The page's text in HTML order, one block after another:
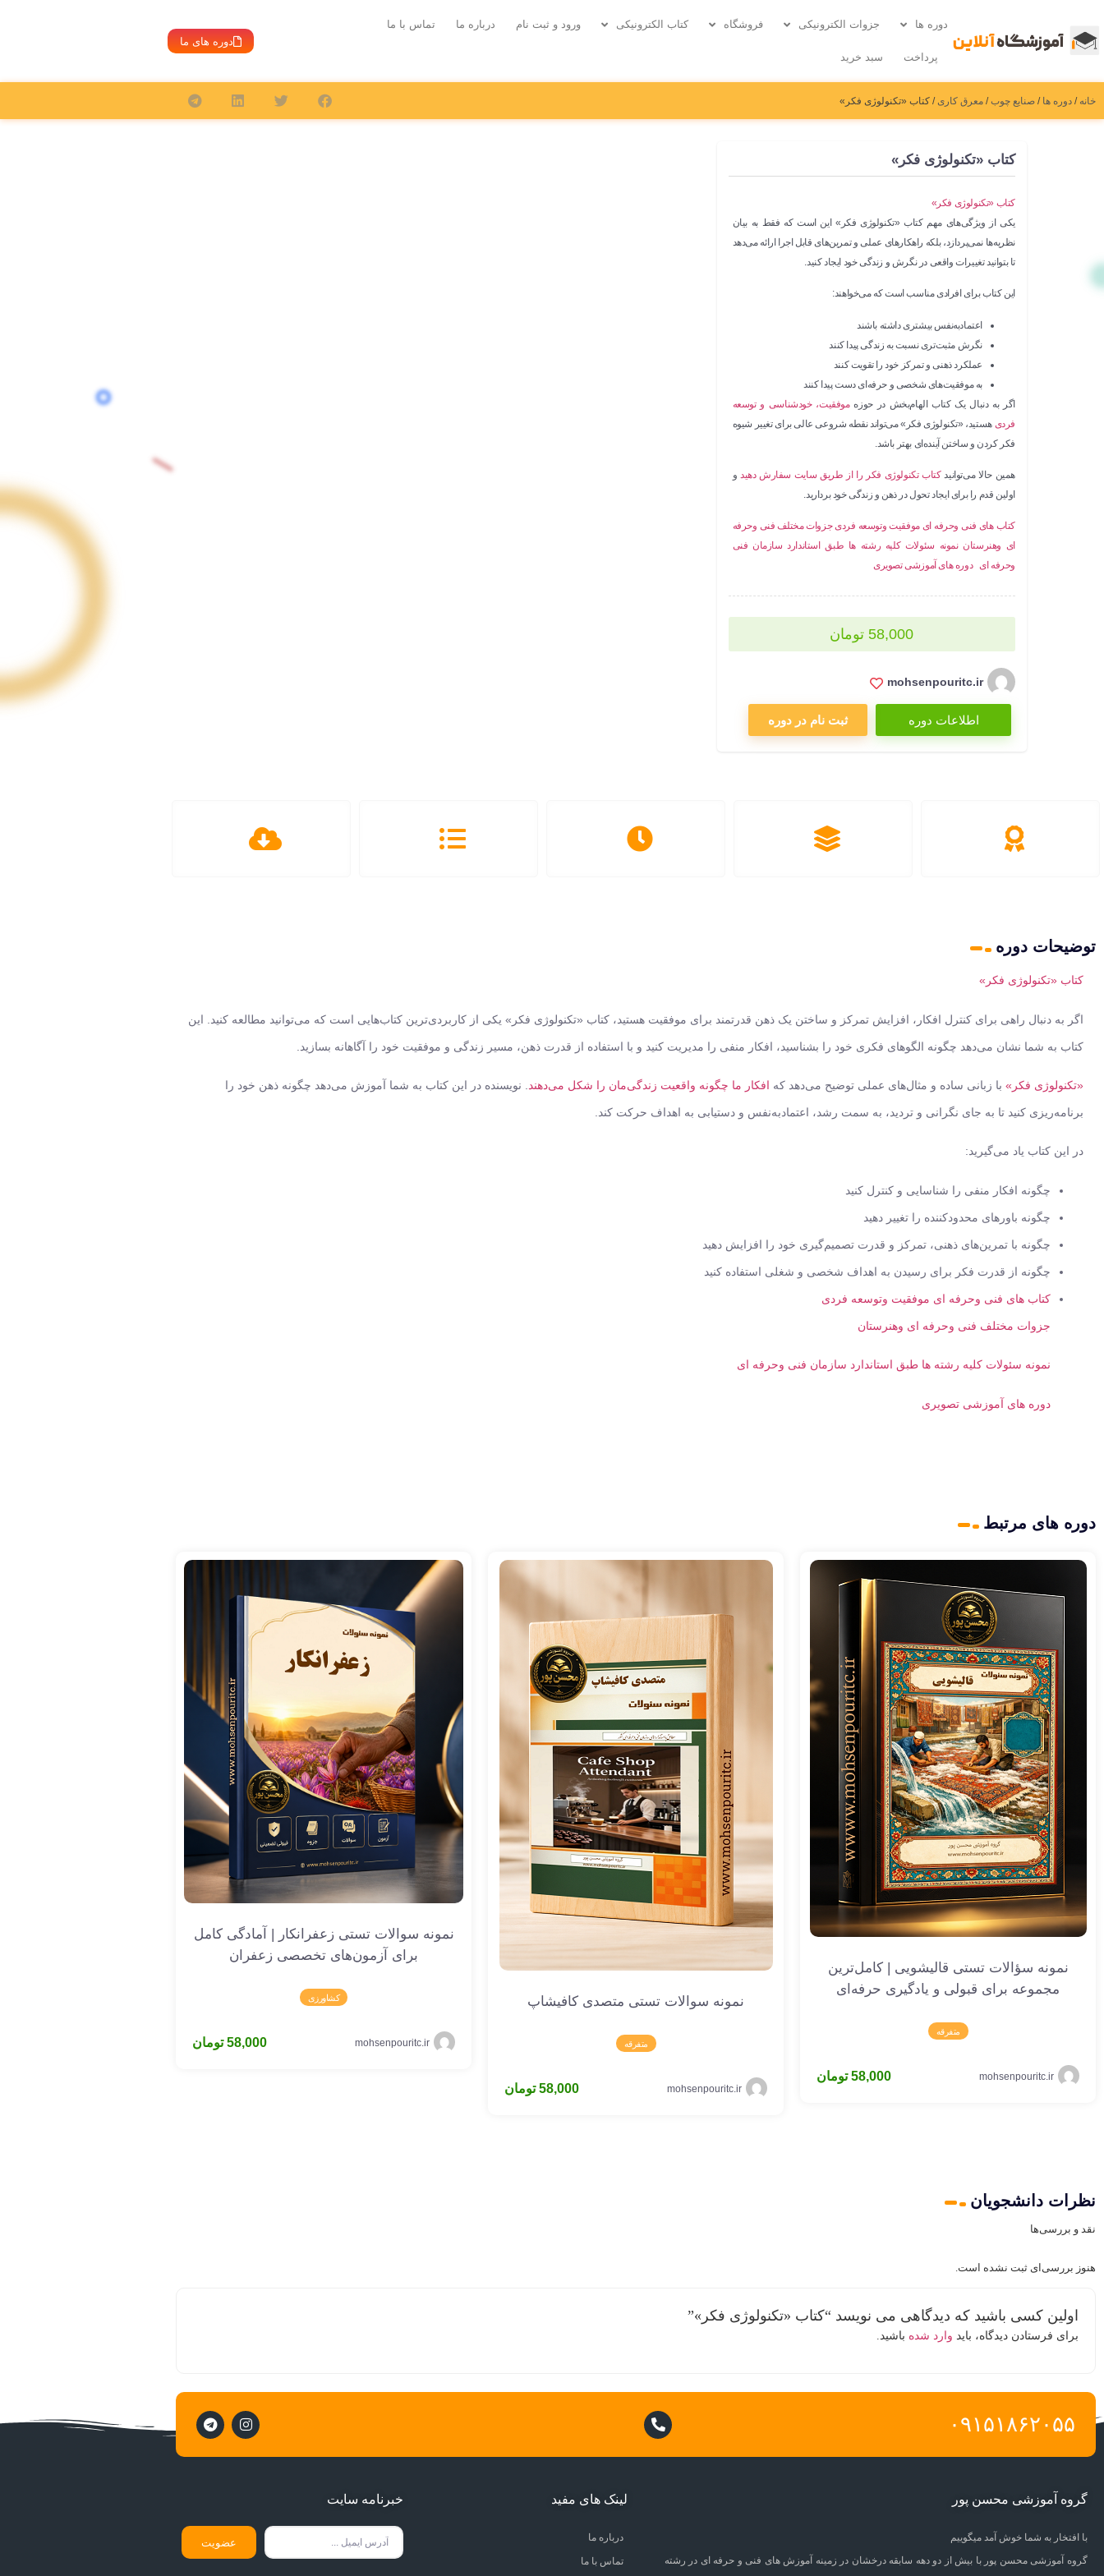
دوره ها جزوات الکترونیکی فروشگاه کتاب الکترونیکی ورود و ثبت نام درباره ما تماس با ما
پرداخت سبد خرید
دوره های ما
خانه / دوره ها / صنایع چوب/ معرق کاری / کتاب «تکنولوژی فکر»
کتاب «تکنولوژی فکر»
کتاب «تکنولوژی فکر»
یکی از ویژگی‌های مهم کتاب «تکنولوژی فکر» این است که فقط به بیان
نظریه‌ها نمی‌پردازد، بلکه راهکارهای عملی و تمرین‌های قابل اجرا ارائه می‌دهد
تا بتوانید تغییرات واقعی در نگرش و زندگی خود ایجاد کنید.
این کتاب برای افرادی مناسب است که می‌خواهند:
اعتمادبه‌نفس بیشتری داشته باشند
نگرش مثبت‌تری نسبت به زندگی پیدا کنند
عملکرد ذهنی و تمرکز خود را تقویت کنند
به موفقیت‌های شخصی و حرفه‌ای دست پیدا کنند
اگر به دنبال یک کتاب الهام‌بخش در حوزهموفقیت، خودشناسی و توسعه
فردی هستید، «تکنولوژی فکر» می‌تواند نقطه شروعی عالی برای تغییر شیوه
فکر کردن و ساختن آینده‌ای بهتر باشد.
همین حالا می‌توانیدکتاب تکنولوژی فکر را از طریق سایت سفارش دهید و
اولین قدم را برای ایجاد تحول در ذهن و زندگی خود بردارید.
کتاب های فنی وحرفه ای موفقیت وتوسعه فردی جزوات مختلف فنی وحرفه
ای وهنرستان نمونه سئولات کلیه رشته ها طبق استاندارد سازمان فنی
وحرفه ای دوره های آموزشی تصویری
58,000 تومان
mohsenpouritc.ir
اطلاعات دوره ثبت نام در دوره
توضیحات دوره
کتاب «تکنولوژی فکر»
اگر به دنبال راهی برای کنترل افکار، افزایش تمرکز و ساختن یک ذهن قدرتمند برای موفقیت هستید، کتاب «تکنولوژی فکر» یکی از کاربردی‌ترین کتاب‌هایی است که می‌توانید مطالعه کنید. این
کتاب به شما نشان می‌دهد چگونه الگوهای فکری خود را بشناسید، افکار منفی را مدیریت کنید و با استفاده از قدرت ذهن، مسیر زندگی و موفقیت خود را آگاهانه بسازید.
«تکنولوژی فکر» با زبانی ساده و مثال‌های عملی توضیح می‌دهد که افکار ما چگونه واقعیت زندگی‌مان را شکل می‌دهند . نویسنده در این کتاب به شما آموزش می‌دهد چگونه ذهن خود را
برنامه‌ریزی کنید تا به جای نگرانی و تردید، به سمت رشد، اعتمادبه‌نفس و دستیابی به اهداف حرکت کند.
در این کتاب یاد می‌گیرید:
چگونه افکار منفی را شناسایی و کنترل کنید
چگونه باورهای محدودکننده را تغییر دهید
چگونه با تمرین‌های ذهنی، تمرکز و قدرت تصمیم‌گیری خود را افزایش دهید
چگونه از قدرت فکر برای رسیدن به اهداف شخصی و شغلی استفاده کنید
کتاب های فنی وحرفه ای موفقیت وتوسعه فردی
جزوات مختلف فنی وحرفه ای وهنرستان
نمونه سئولات کلیه رشته ها طبق استاندارد سازمان فنی وحرفه ای
دوره های آموزشی تصویری
دوره های مرتبط
نمونه سؤالات تستی قالیشویی | کامل‌ترین
مجموعه برای قبولی و یادگیری حرفه‌ای
متفرقه
mohsenpouritc.ir
58,000 تومان
نمونه سوالات تستی متصدی کافیشاپ
متفرقه
mohsenpouritc.ir
58,000 تومان
نمونه سوالات تستی زعفرانکار | آمادگی کامل
برای آزمون‌های تخصصی زعفران
کشاورزی
mohsenpouritc.ir
58,000 تومان
نظرات دانشجویان
نقد و بررسی‌ها
هنوز بررسی‌ای ثبت نشده است.
اولین کسی باشید که دیدگاهی می نویسد “کتاب «تکنولوژی فکر»”
برای فرستادن دیدگاه، باید وارد شده باشید.
۰۹۱۵۱۸۶۲۰۵۵
گروه آموزشی محسن پور
با افتخار به شما خوش آمد میگوییم
گروه آموزشی محسن پور با بیش از دو دهه سابقه درخشان در زمینه آموزش های فنی و حرفه ای در رشته
لینک های مفید
درباره ما
تماس با ما
خبرنامه سایت
عضویت